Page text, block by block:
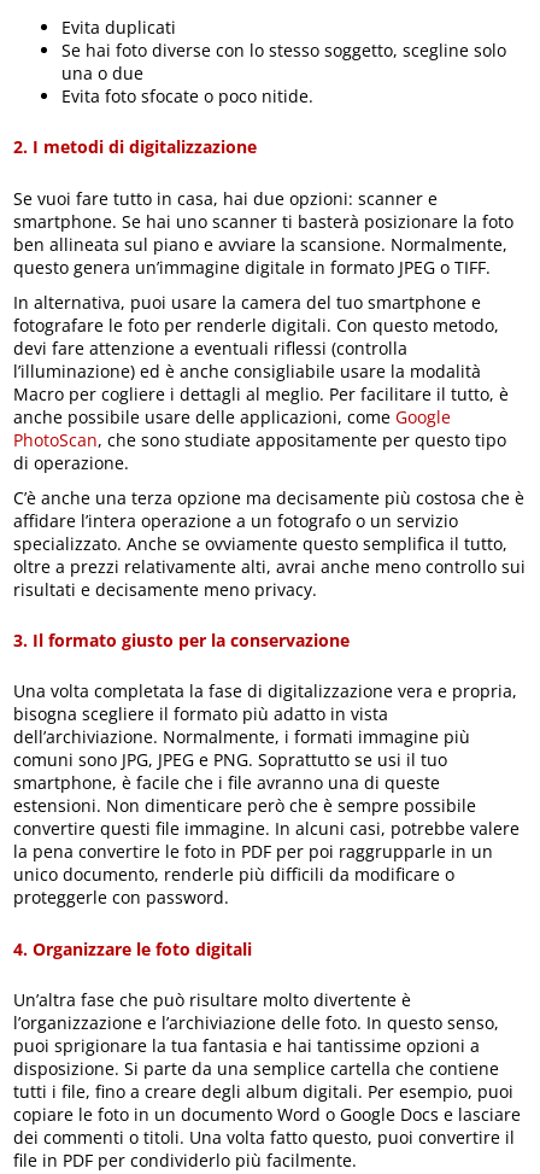
Evita duplicati
Se hai foto diverse con lo stesso soggetto, scegline solo
una o due
Evita foto sfocate o poco nitide.
2. I metodi di digitalizzazione
Se vuoi fare tutto in casa, hai due opzioni: scanner e
smartphone. Se hai uno scanner ti basterà posizionare la foto
ben allineata sul piano e avviare la scansione. Normalmente,
questo genera un’immagine digitale in formato JPEG o TIFF.
In alternativa, puoi usare la camera del tuo smartphone e
fotografare le foto per renderle digitali. Con questo metodo,
devi fare attenzione a eventuali riflessi (controlla
l’illuminazione) ed è anche consigliabile usare la modalità
Macro per cogliere i dettagli al meglio. Per facilitare il tutto, è
anche possibile usare delle applicazioni, comeGoogle
PhotoScan, che sono studiate appositamente per questo tipo
di operazione.
C’è anche una terza opzione ma decisamente più costosa che è
affidare l’intera operazione a un fotografo o un servizio
specializzato. Anche se ovviamente questo semplifica il tutto,
oltre a prezzi relativamente alti, avrai anche meno controllo sui
risultati e decisamente meno privacy.
3. Il formato giusto per la conservazione
Una volta completata la fase di digitalizzazione vera e propria,
bisogna scegliere il formato più adatto in vista
dell’archiviazione. Normalmente, i formati immagine più
comuni sono JPG, JPEG e PNG. Soprattutto se usi il tuo
smartphone, è facile che i file avranno una di queste
estensioni. Non dimenticare però che è sempre possibile
convertire questi file immagine. In alcuni casi, potrebbe valere
la pena convertire le foto in PDF per poi raggrupparle in un
unico documento, renderle più difficili da modificare o
proteggerle con password.
4. Organizzare le foto digitali
Un’altra fase che può risultare molto divertente è
l’organizzazione e l’archiviazione delle foto. In questo senso,
puoi sprigionare la tua fantasia e hai tantissime opzioni a
disposizione. Si parte da una semplice cartella che contiene
tutti i file, fino a creare degli album digitali. Per esempio, puoi
copiare le foto in un documento Word o Google Docs e lasciare
dei commenti o titoli. Una volta fatto questo, puoi convertire il
file in PDF per condividerlo più facilmente.